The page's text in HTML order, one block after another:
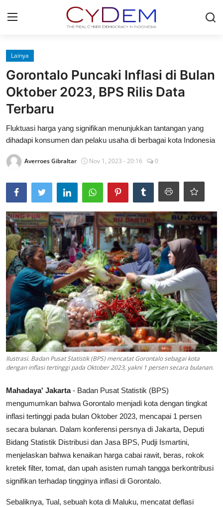
Home
News
Contact
Olahraga
Nasional
Lainya
Lainya
Gorontalo Puncaki Inflasi di Bulan
Oktober 2023, BPS Rilis Data
Terbaru
Fluktuasi harga yang signifikan menunjukkan tantangan yang
dihadapi konsumen dan pelaku usaha di berbagai kota Indonesia
Averroes Gibraltar Nov 1, 2023 - 20:16 0
Ilustrasi. Badan Pusat Statistik (BPS) mencatat Gorontalo sebagai kota
dengan inflasi tertinggi pada Oktober 2023, yakni 1 persen secara bulanan.
Mahadaya' Jakarta- Badan Pusat Statistik (BPS)
mengumumkan bahwa Gorontalo menjadi kota dengan tingkat
inflasi tertinggi pada bulan Oktober 2023, mencapai 1 persen
secara bulanan. Dalam konferensi persnya di Jakarta, Deputi
Bidang Statistik Distribusi dan Jasa BPS, Pudji Ismartini,
menjelaskan bahwa kenaikan harga cabai rawit, beras, rokok
kretek filter, tomat, dan upah asisten rumah tangga berkontribusi
signifikan terhadap tingginya inflasi di Gorontalo.
Sebaliknya, Tual, sebuah kota di Maluku, mencatat deflasi